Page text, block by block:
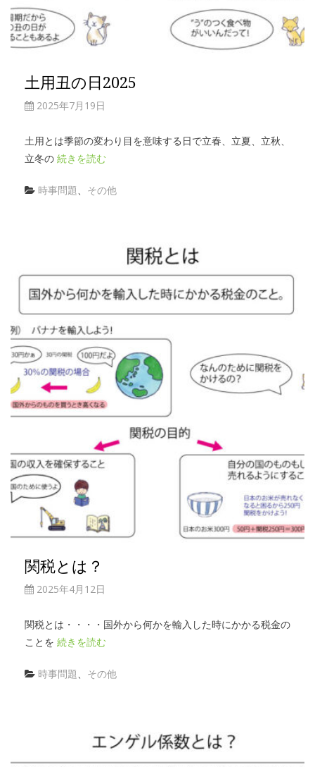
土用丑の日2025
2025年7月19日
土用とは季節の変わり目を意味する日で立春、立夏、立秋、
立冬の 続きを読む
時事問題、 その他
関税とは？
2025年4月12日
関税とは・・・・国外から何かを輸入した時にかかる税金の
ことを 続きを読む
時事問題、 その他